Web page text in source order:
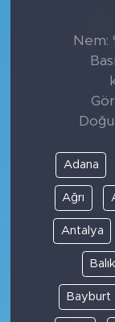
Nem:
Adana
Ağrı
Antalya
Bayburt